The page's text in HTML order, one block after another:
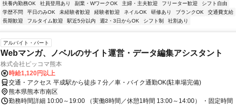
扶養内勤務OK 社員登用あり 副業・WワークOK 主婦・主夫歓迎 フリーター歓迎
シフト自由
学歴不問
平日のみOK 未経験者歓迎 経験者歓迎 ネイルOK 研修あり ブランクOK
交通費支給
長期歓迎
フルタイム歓迎 駅近5分以内 週2・3日からOK シフト制 社割あり
アルバイト・パート
Webマンガ、ノベルのサイト運営・データ編集アシスタント
株式会社ピッコマ熊本
時給1,120円以上
交通・アクセス 平成駅から徒歩７分／車・バイク通勤OK(駐車場完備)
熊本県熊本市南区
勤務時間詳細 10:00～19:00 （実働8時間／休憩1時間 13:00～14:00） ・固定時間